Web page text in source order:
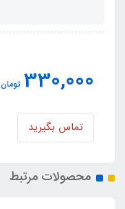
330,000 تومان
تماس بگیرید
محصولات مرتبط